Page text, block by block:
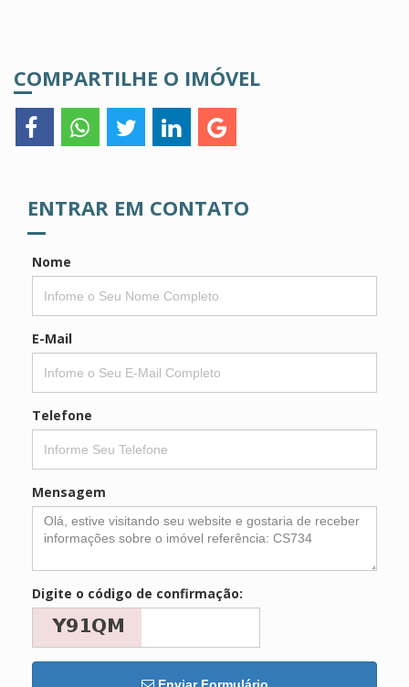
COMPARTILHE O IMÓVEL
ENTRAR EM CONTATO
Nome
E-Mail
Telefone
Mensagem
Digite o código de confirmação:
Enviar Formulário